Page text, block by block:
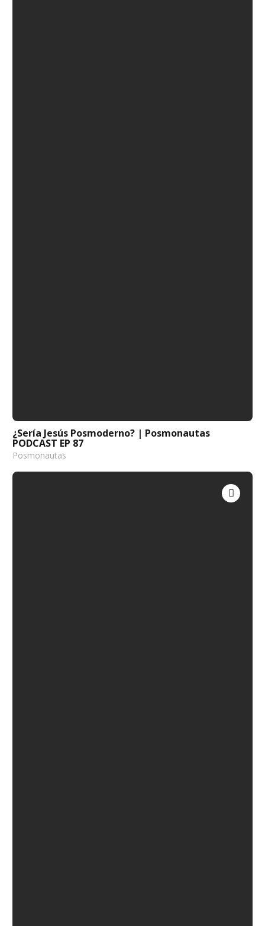
¿Sería Jesús Posmoderno? | Posmonautas
PODCAST EP 87
Posmonautas